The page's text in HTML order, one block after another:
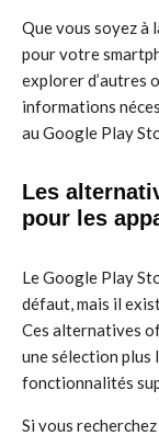
Que vous soyez à
pour votre
explorer d’autres
informations
au Google Play
Les
pour les
Le Google Play
défaut, mais il
Ces alternatives
une sélection plus
fonctionnalités
Si vous